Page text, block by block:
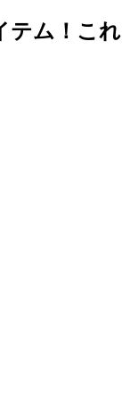
テム！こ